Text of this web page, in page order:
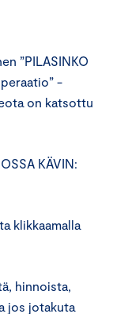
”PILASINKO
-
on katsottu
KÄVIN:
klikkaamalla
hinnoista,
jos jotakuta